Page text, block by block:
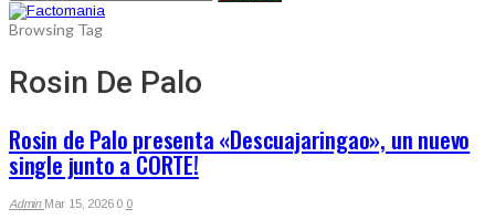
Browsing Tag
Rosin De Palo
Rosin de Palo presenta «Descuajaringao», un nuevo
single junto a CORTE!
Admin Mar 15, 2026 0 0